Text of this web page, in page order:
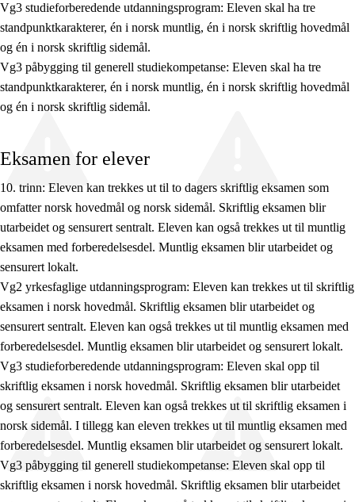
Tverrfaglige temaer
Grunnleggende ferdigheter
Vg3 studieforberedende utdanningsprogram: Eleven skal ha tre
standpunktkarakterer, én i norsk muntlig, én i norsk skriftlig hovedmål
og én i norsk skriftlig sidemål.
Vg3 påbygging til generell studiekompetanse: Eleven skal ha tre
standpunktkarakterer, én i norsk muntlig, én i norsk skriftlig hovedmål
og én i norsk skriftlig sidemål.
Eksamen for elever
10. trinn: Eleven kan trekkes ut til to dagers skriftlig eksamen som
omfatter norsk hovedmål og norsk sidemål. Skriftlig eksamen blir
utarbeidet og sensurert sentralt. Eleven kan også trekkes ut til muntlig
eksamen med forberedelsesdel. Muntlig eksamen blir utarbeidet og
sensurert lokalt.
Vg2 yrkesfaglige utdanningsprogram: Eleven kan trekkes ut til skriftlig
eksamen i norsk hovedmål. Skriftlig eksamen blir utarbeidet og
sensurert sentralt. Eleven kan også trekkes ut til muntlig eksamen med
forberedelsesdel. Muntlig eksamen blir utarbeidet og sensurert lokalt.
Vg3 studieforberedende utdanningsprogram: Eleven skal opp til
skriftlig eksamen i norsk hovedmål. Skriftlig eksamen blir utarbeidet
og sensurert sentralt. Eleven kan også trekkes ut til skriftlig eksamen i
norsk sidemål. I tillegg kan eleven trekkes ut til muntlig eksamen med
forberedelsesdel. Muntlig eksamen blir utarbeidet og sensurert lokalt.
Vg3 påbygging til generell studiekompetanse: Eleven skal opp til
skriftlig eksamen i norsk hovedmål. Skriftlig eksamen blir utarbeidet